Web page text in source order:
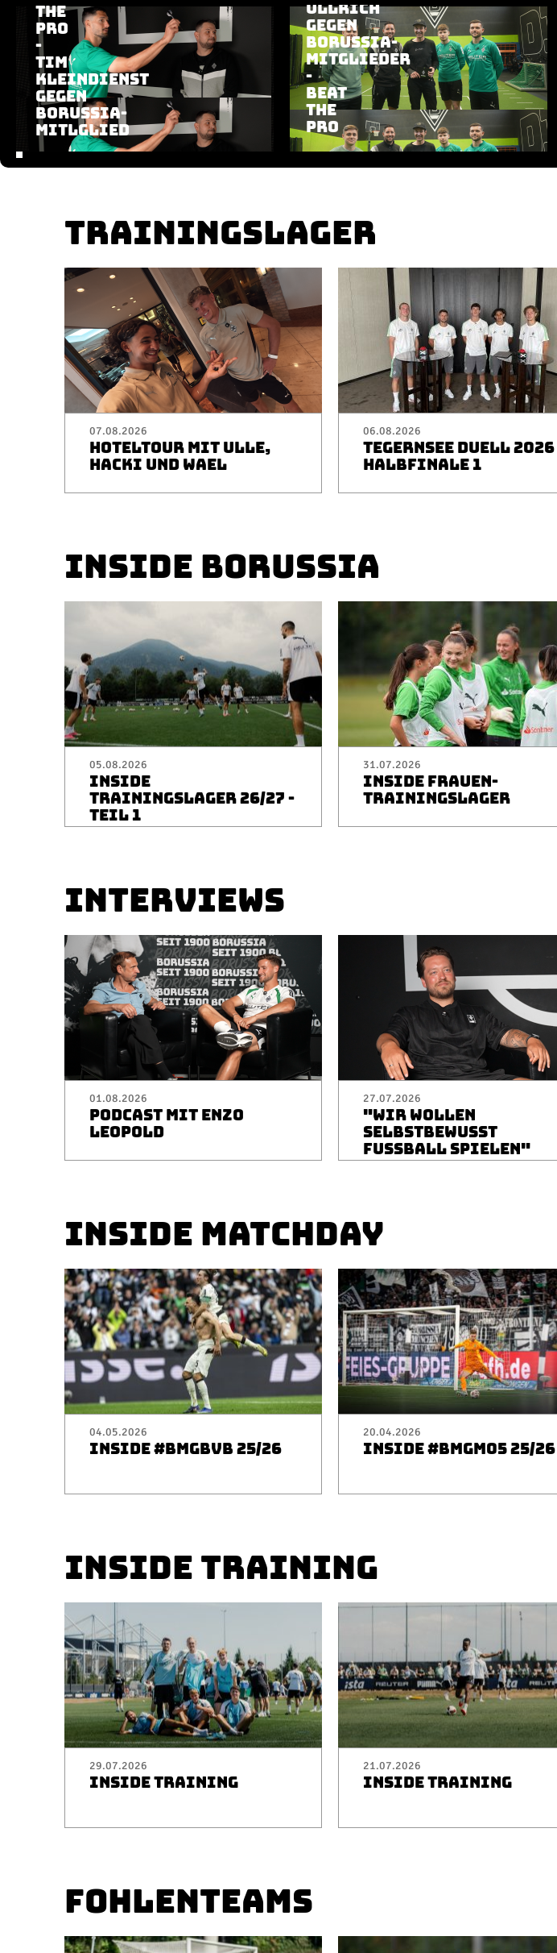
Aktuelle Playlist
THE
PRO
-
TIM
KLEINDIENST
GEGEN
BORUSSIA-
MITLGLIED
ULLRICH
GEGEN
BORUSSIA-
MITGLIEDER
-
BEAT
THE
PRO
TRAININGSLAGER
07.08.2026
HOTELTOUR MIT ULLE,
HACKI UND WAEL
06.08.2026
TEGERNSEE DUELL 2026 |
HALBFINALE 1
INSIDE BORUSSIA
05.08.2026
INSIDE
TRAININGSLAGER 26/27 -
TEIL 1
31.07.2026
INSIDE FRAUEN-
TRAININGSLAGER
INTERVIEWS
01.08.2026
PODCAST MIT ENZO
LEOPOLD
27.07.2026
"WIR WOLLEN
SELBSTBEWUSST
FUSSBALL SPIELEN"
INSIDE MATCHDAY
04.05.2026
INSIDE #BMGBVB 25/26
20.04.2026
INSIDE #BMGM05 25/26
INSIDE TRAINING
29.07.2026
INSIDE TRAINING
21.07.2026
INSIDE TRAINING
FOHLENTEAMS